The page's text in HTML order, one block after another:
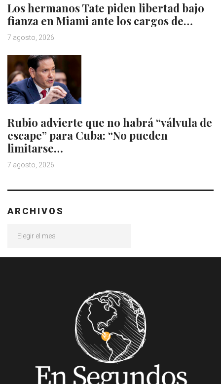
Los hermanos Tate piden libertad bajo
fianza en Miami ante los cargos de…
7 agosto, 2026
Rubio advierte que no habrá “válvula de
escape” para Cuba: “No pueden
limitarse…
7 agosto, 2026
ARCHIVOS